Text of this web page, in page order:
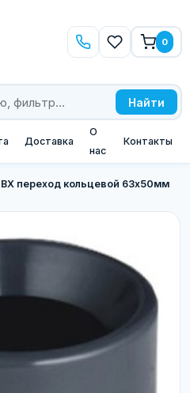
Найти
0
Доставка
О
нас
Контакты
переход кольцевой 63х50мм